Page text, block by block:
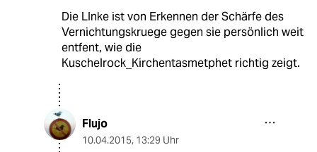
Die LInke ist von Erkennen der Schärfe des
Vernichtungskruege gegen sie persönlich weit
entfent, wie die
Kuschelrock_Kirchentasmetphet richtig zeigt.
Flujo
10.04.2015, 13:29 Uhr